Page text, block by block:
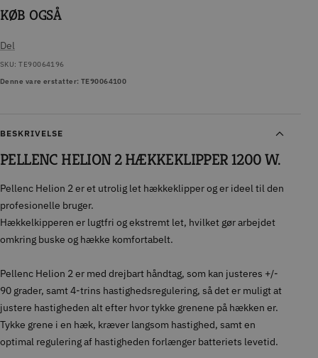
KØB OGSÅ
Del
SKU:TE90064196
Denne vare erstatter: TE90064100
BESKRIVELSE
PELLENC HELION 2 HÆKKEKLIPPER 1200 W.
Pellenc Helion 2 er et utrolig let hækkeklipper og er ideel til den
profesionelle bruger.
Hækkelkipperen er lugtfri og ekstremt let, hvilket gør arbejdet
omkring buske og hække komfortabelt.
Pellenc Helion 2 er med drejbart håndtag, som kan justeres +/-
90 grader, samt 4-trins hastighedsregulering, så det er muligt at
justere hastigheden alt efter hvor tykke grenene på hækken er.
Tykke grene i en hæk, kræver langsom hastighed, samt en
optimal regulering af hastigheden forlænger batteriets levetid.